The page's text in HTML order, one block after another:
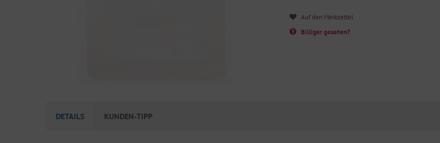
Billiger gesehen?
DETAILS KUNDEN-TIPP